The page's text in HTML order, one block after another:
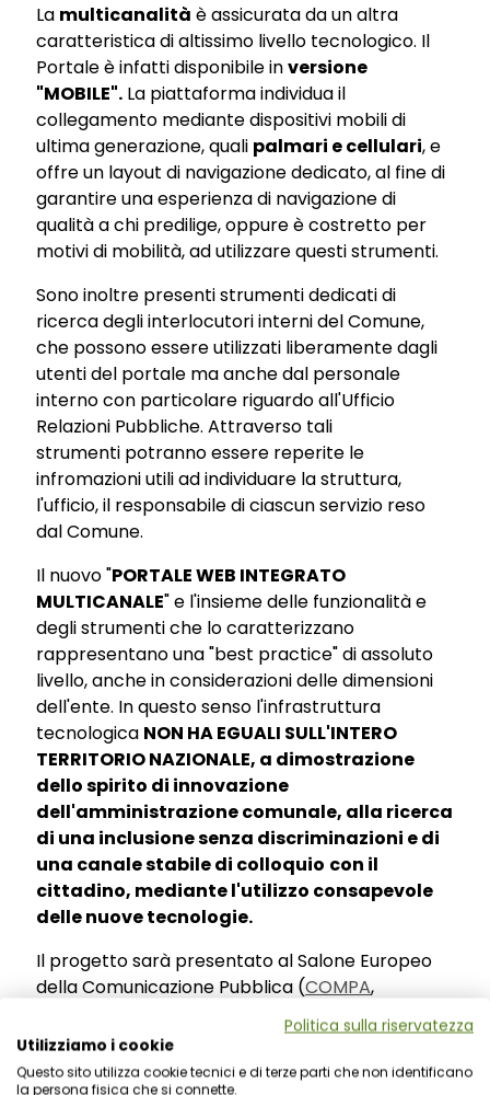
La multicanalità è assicurata da un altra
caratteristica di altissimo livello tecnologico. Il
Portale è infatti disponibile inversione
"MOBILE". La piattaforma individua il
collegamento mediante dispositivi mobili di
ultima generazione, quali palmari e cellulari, e
offre un layout di navigazione dedicato, al fine di
garantire una esperienza di navigazione di
qualità a chi predilige, oppure è costretto per
motivi di mobilità, ad utilizzare questi strumenti.
Sono inoltre presenti strumenti dedicati di
ricerca degli interlocutori interni del Comune,
che possono essere utilizzati liberamente dagli
utenti del portale ma anche dal personale
interno con particolare riguardo all'Ufficio
Relazioni Pubbliche. Attraverso tali
strumenti potranno essere reperite le
infromazioni utili ad individuare la struttura,
l'ufficio, il responsabile di ciascun servizio reso
dal Comune.
Il nuovo "PORTALE WEB INTEGRATO
MULTICANALE" e l'insieme delle funzionalità e
degli strumenti che lo caratterizzano
rappresentano una "best practice" di assoluto
livello, anche in considerazioni delle dimensioni
dell'ente. In questo senso l'infrastruttura
tecnologica NON HA EGUALI SULL'INTERO
TERRITORIO NAZIONALE, a dimostrazione
dello spirito di innovazione
dell'amministrazione comunale, alla ricerca
di una inclusione senza discriminazioni e di
una canale stabile di colloquio con il
cittadino, mediante l'utilizzo consapevole
delle nuove tecnologie.
Il progetto sarà presentato al Salone Europeo
della Comunicazione Pubblica (COMPA,
Padiglione 20 stand B86) che si terrà a Bologna
nel giorni 6,7 e 8 novembre.
Naviga il portale web del Comune di Avezzano.
Politica sulla riservatezza
Utilizziamo i cookie
Questo sito utilizza cookie tecnici e di terze parti che non identificano
la persona fisica che si connette.